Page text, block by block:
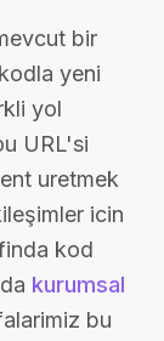
bir
yeni
yol
URL'si
uretmek
icin
kod
kurumsal
bu